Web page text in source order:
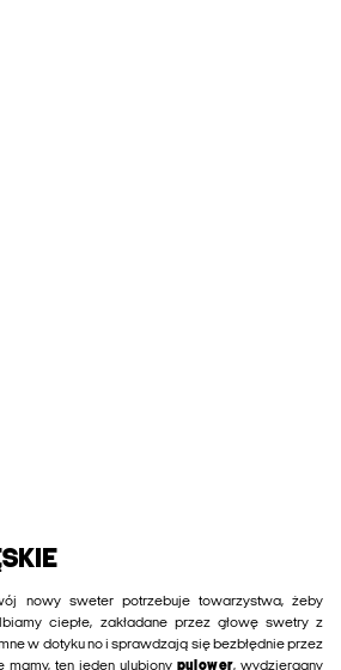
nowy sweter potrzebuje towarzystwa, żeby
ciepłe, zakładane przez głowę swetry z
w dotyku no i sprawdzają się bezbłędnie przez
mamy, ten jeden ulubiony pulower, wydziergany